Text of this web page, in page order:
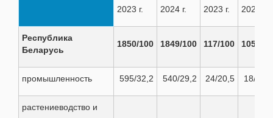
2023 г. 2024 г. 2023 г. 2024 г.
Республика
Беларусь
1850/100 1849/100 117/100 105/100
промышленность 595/32,2 540/29,2 24/20,5 18/17,1
растениеводство и